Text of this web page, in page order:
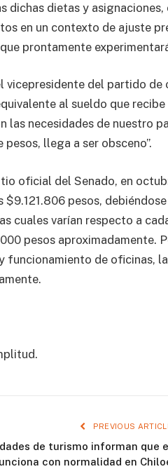
dichas dietas y
en un contexto de ajuste
prontamente
vicepresidente del partido de
al sueldo que
las necesidades de nuestro
pesos, llega a ser obsceno”.
oficial del Senado, en
$9.121.806 pesos,
cuales varían respecto a
pesos aproximadamente.
funcionamiento de oficinas,
PREVIOUS
de turismo informan que
con normalidad en